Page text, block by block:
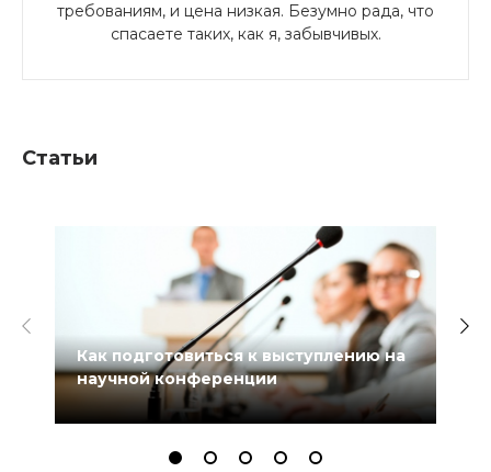
требованиям, и цена низкая. Безумно рада, что
спасаете таких, как я, забывчивых.
Статьи
Как подготовиться к выступлению на
научной конференции